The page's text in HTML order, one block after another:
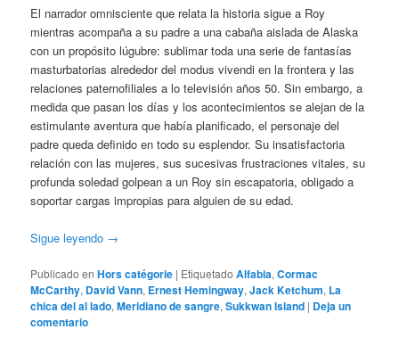
El narrador omnisciente que relata la historia sigue a Roy
mientras acompaña a su padre a una cabaña aislada de Alaska
con un propósito lúgubre: sublimar toda una serie de fantasías
masturbatorias alrededor del modus vivendi en la frontera y las
relaciones paternofiliales a lo televisión años 50. Sin embargo, a
medida que pasan los días y los acontecimientos se alejan de la
estimulante aventura que había planificado, el personaje del
padre queda definido en todo su esplendor. Su insatisfactoria
relación con las mujeres, sus sucesivas frustraciones vitales, su
profunda soledad golpean a un Roy sin escapatoria, obligado a
soportar cargas impropias para alguien de su edad.
Sigue leyendo →
Publicado en Hors catégorie | Etiquetado Alfabia,Cormac
McCarthy, David Vann, Ernest Hemingway,Jack Ketchum, La
chica del al lado,Meridiano de sangre,Sukkwan Island | Deja un
comentario